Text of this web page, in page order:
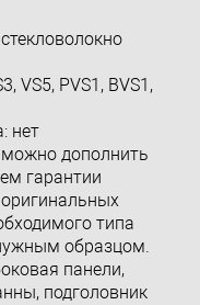
VS5, PVS1, BVS1,
нет
можно дополнить
гарантии
типа
образцом.
панели,
подголовник